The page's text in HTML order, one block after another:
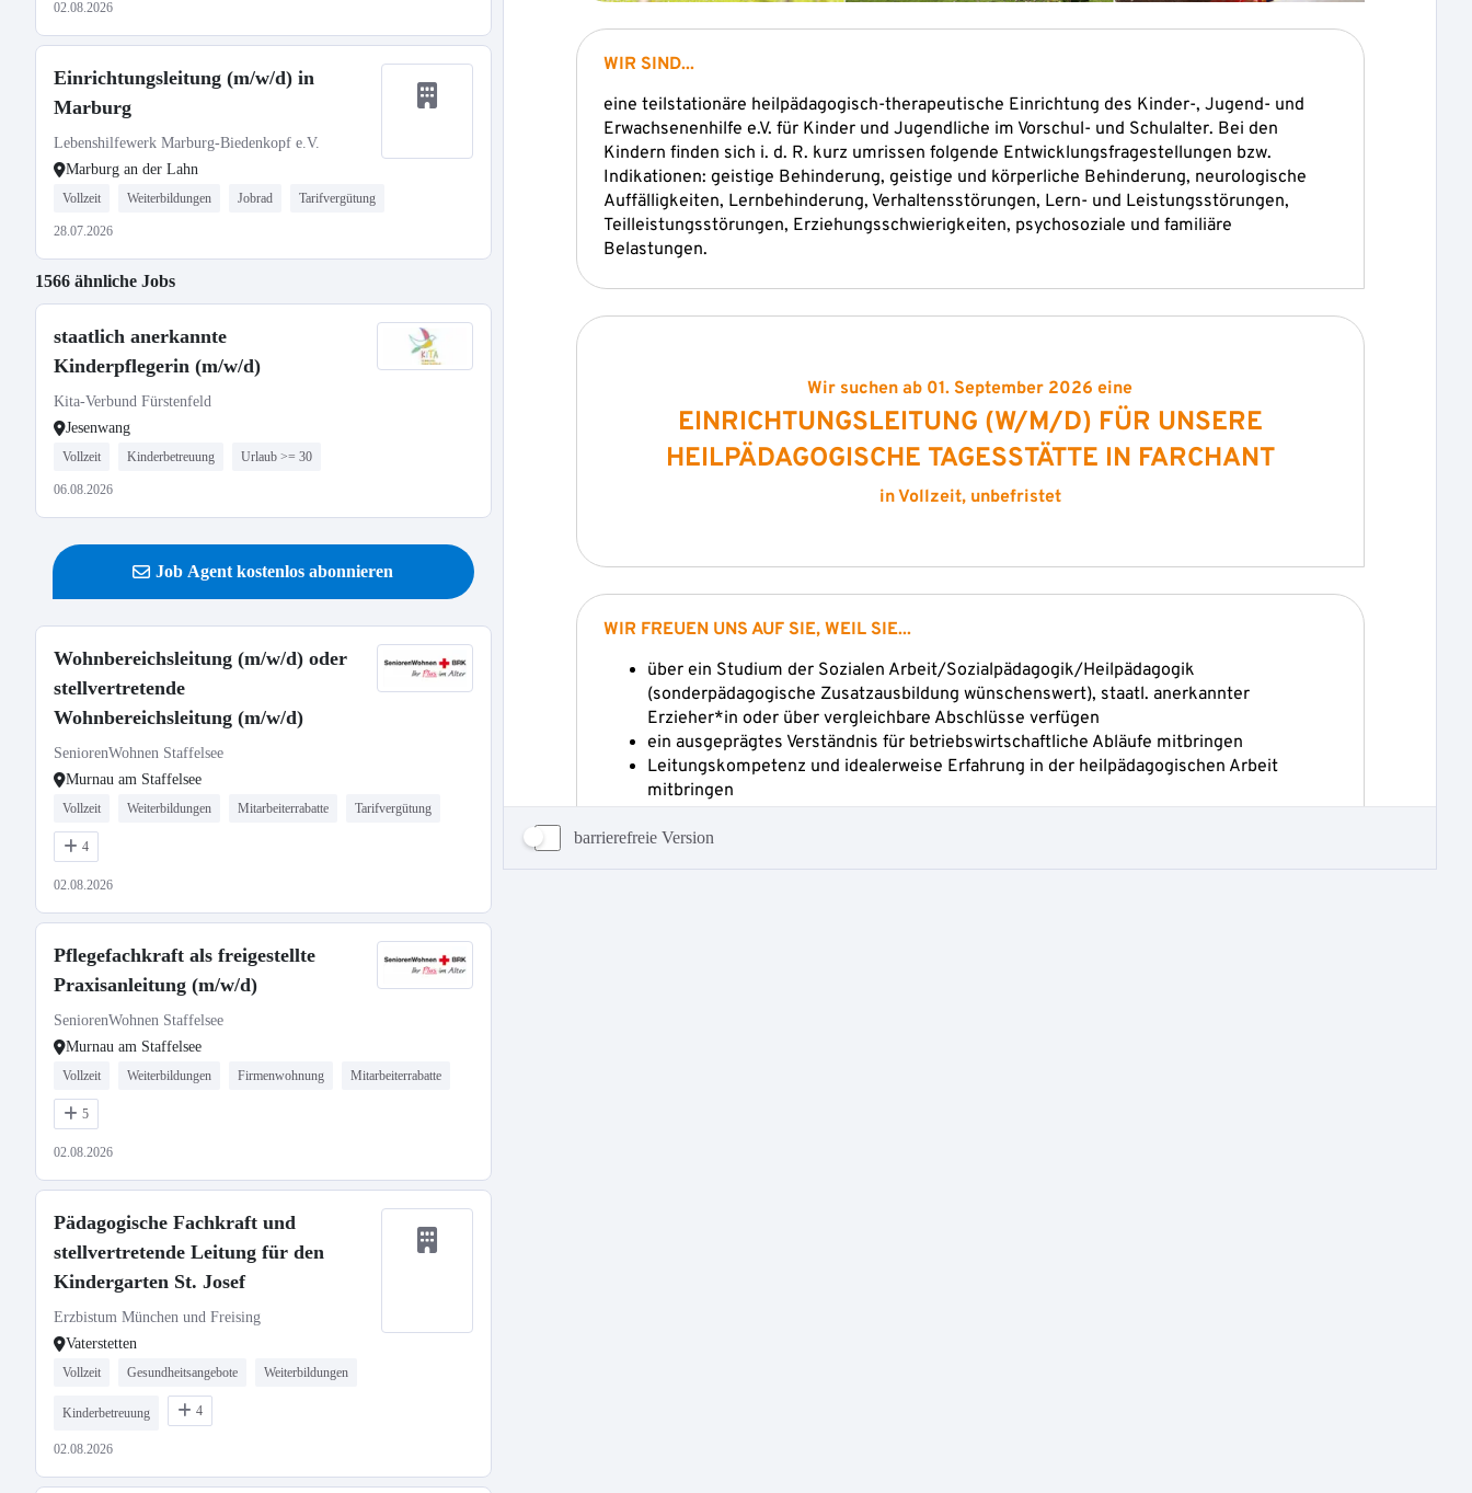
02.08.2026
Einrichtungsleitung (m/w/d) in
Marburg
Lebenshilfewerk Marburg-Biedenkopf e.V.
Marburg an der Lahn
Vollzeit Weiterbildungen Jobrad Tarifvergütung
28.07.2026
1566 ähnliche Jobs
staatlich anerkannte
Kinderpflegerin (m/w/d)
Kita-Verbund Fürstenfeld
Jesenwang
Vollzeit Kinderbetreuung Urlaub >= 30
06.08.2026
Job Agent kostenlos abonnieren
Wohnbereichsleitung (m/w/d) oder
stellvertretende
Wohnbereichsleitung (m/w/d)
SeniorenWohnen Staffelsee
Murnau am Staffelsee
Vollzeit Weiterbildungen Mitarbeiterrabatte Tarifvergütung
4
02.08.2026
Pflegefachkraft als freigestellte
Praxisanleitung (m/w/d)
SeniorenWohnen Staffelsee
Murnau am Staffelsee
Vollzeit Weiterbildungen Firmenwohnung Mitarbeiterrabatte
5
02.08.2026
Pädagogische Fachkraft und
stellvertretende Leitung für den
Kindergarten St. Josef
Erzbistum München und Freising
Vaterstetten
Vollzeit Gesundheitsangebote Weiterbildungen
Kinderbetreuung 4
02.08.2026
barrierefreie Version